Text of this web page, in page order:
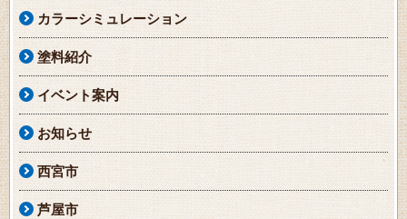
カラーシミュレーション
塗料紹介
イベント案内
お知らせ
西宮市
芦屋市